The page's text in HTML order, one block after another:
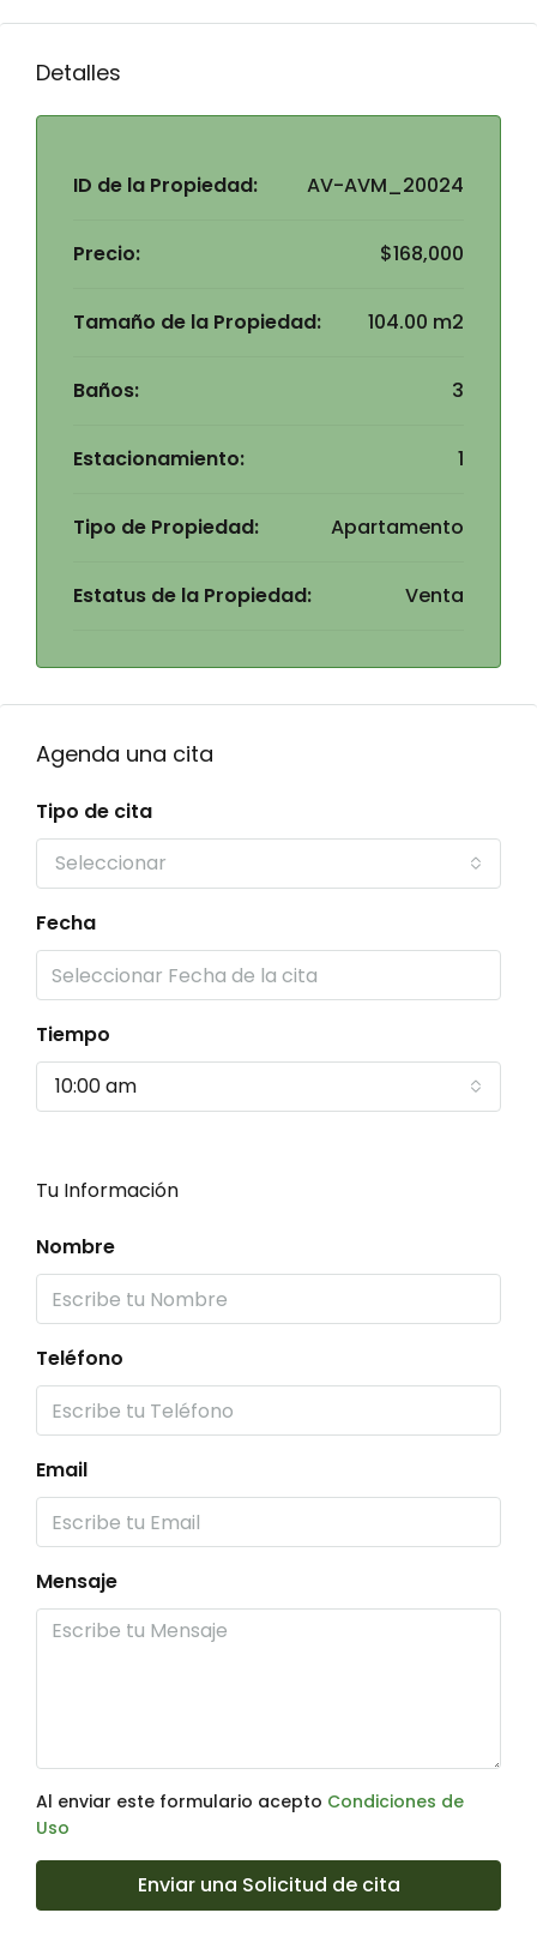
Detalles
ID de la Propiedad: AV-AVM_20024
Precio: $168,000
Tamaño de la Propiedad: 104.00 m2
Baños: 3
Estacionamiento: 1
Tipo de Propiedad: Apartamento
Estatus de la Propiedad: Venta
Agenda una cita
Tipo de cita
Seleccionar
Fecha
Tiempo
10:00 am
Tu Información
Nombre
Teléfono
Email
Mensaje
Al enviar este formulario acepto Condiciones de
Uso
Enviar una Solicitud de cita